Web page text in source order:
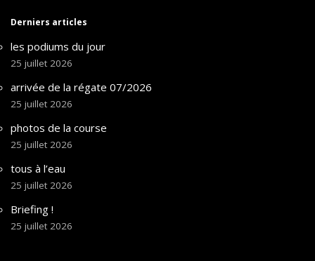
Derniers articles
les podiums du jour
25 juillet 2026
arrivée de la régate 07/2026
25 juillet 2026
photos de la course
25 juillet 2026
tous à l’eau
25 juillet 2026
Briefing !
25 juillet 2026